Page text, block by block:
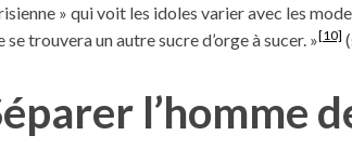
» qui voit les idoles varier avec les
se trouvera un autre sucre d’orge à sucer. »[10]
l’homme